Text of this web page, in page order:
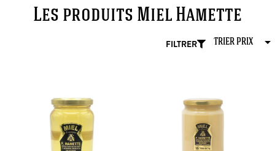
Les produits Miel Hamette
FILTRER